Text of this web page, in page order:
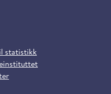
statistikk